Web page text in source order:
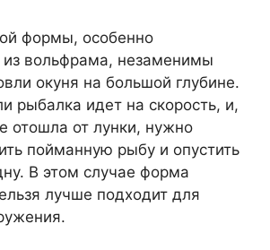
формы, особенно
вольфрама, незаменимы
окуня на большой глубине.
рыбалка идет на скорость, и,
отошла от лунки, нужно
пойманную рыбу и опустить
В этом случае форма
лучше подходит для